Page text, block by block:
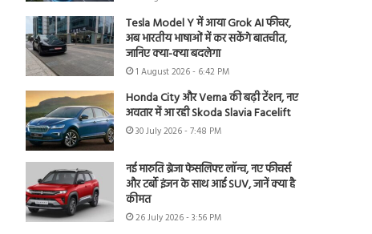
Tesla Model Y में आया Grok AI फीचर,
अब भारतीय भाषाओं में कर सकेंगे बातचीत,
जानिए क्या-क्या बदलेगा
1 August 2026 - 6:42 PM
Honda City और Verna की बढ़ी टेंशन, नए
अवतार में आ रही Skoda Slavia Facelift
30 July 2026 - 7:48 PM
नई मारुति ब्रेजा फेसलिफ्ट लॉन्च, नए फीचर्स
और टर्बो इंजन के साथ आई SUV, जानें क्या है
कीमत
26 July 2026 - 3:56 PM